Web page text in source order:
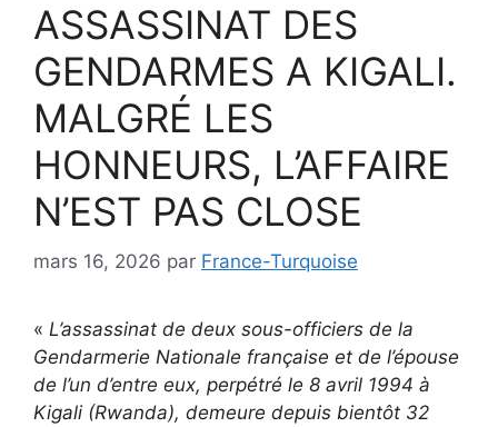
ASSASSINAT DES
GENDARMES A KIGALI.
MALGRÉ LES
HONNEURS, L’AFFAIRE
N’EST PAS CLOSE
mars 16, 2026 par France-Turquoise
« L’assassinat de deux sous-officiers de la
Gendarmerie Nationale française et de l’épouse
de l’un d’entre eux, perpétré le 8 avril 1994 à
Kigali (Rwanda), demeure depuis bientôt 32